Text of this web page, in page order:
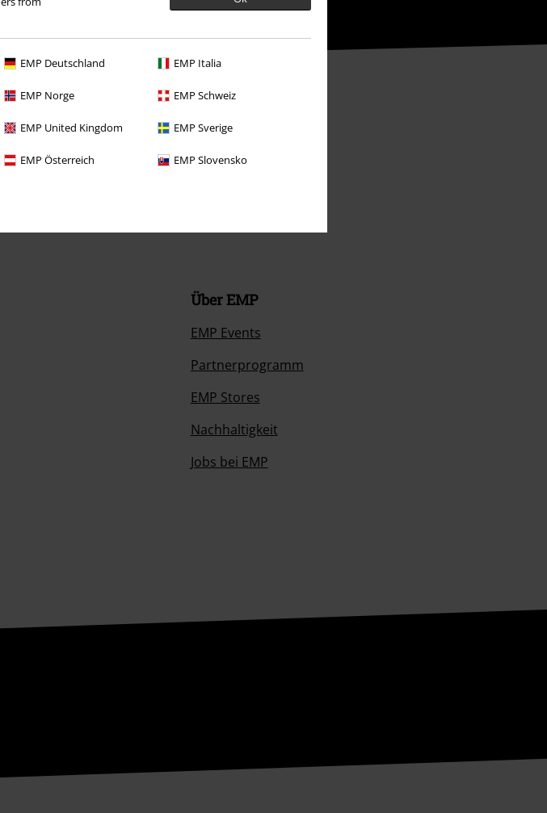
EMP Deutschland EMP Italia
EMP Norge EMP Schweiz
EMP United Kingdom EMP Sverige
EMP Österreich EMP Slovensko
Über EMP
EMP Events
Partnerprogramm
EMP Stores
Nachhaltigkeit
Jobs bei EMP